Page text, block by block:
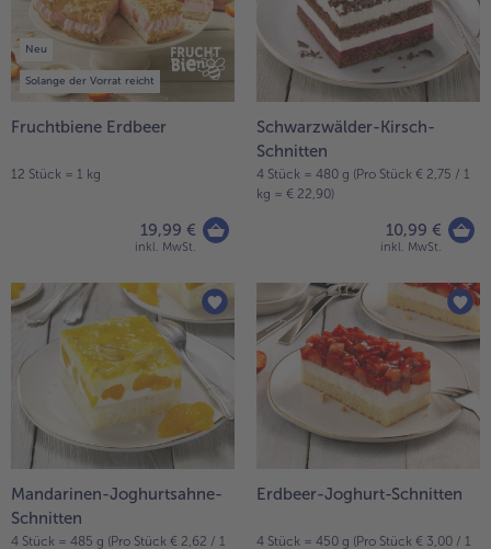
Weiterempfehlen &
Neu
Solange der Vorrat reicht
Fruchtbiene Erdbeer
12 Stück = 1 kg
19,99 €
inkl. MwSt.
Schwarzwälder-Kirsch-
Schnitten
4 Stück = 480 g (Pro Stück € 2,75 / 1
kg = € 22,90)
10,99 €
inkl. MwSt.
Mandarinen-Joghurtsahne-
Schnitten
4 Stück = 485 g (Pro Stück € 2,62 / 1
Erdbeer-Joghurt-Schnitten
4 Stück = 450 g (Pro Stück € 3,00 / 1